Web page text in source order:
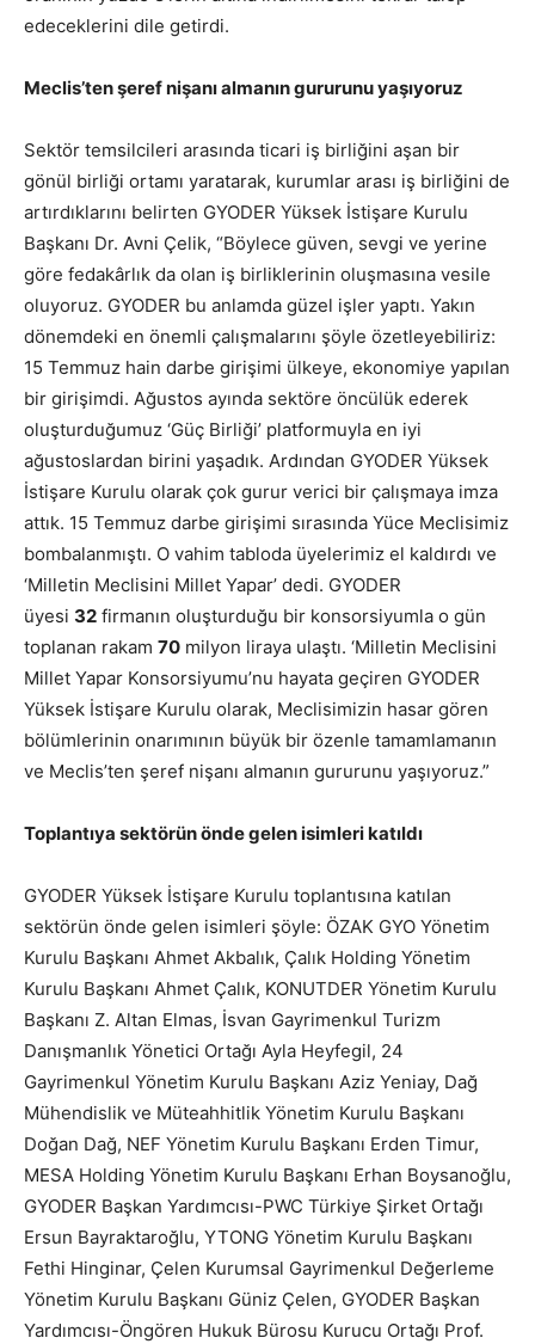
edeceklerini dile getirdi.
Meclis’ten şeref nişanı almanın gururunu yaşıyoruz
Sektör temsilcileri arasında ticari iş birliğini aşan bir
gönül birliği ortamı yaratarak, kurumlar arası iş birliğini de
artırdıklarını belirten GYODER Yüksek İstişare Kurulu
Başkanı Dr. Avni Çelik, “Böylece güven, sevgi ve yerine
göre fedakârlık da olan iş birliklerinin oluşmasına vesile
oluyoruz. GYODER bu anlamda güzel işler yaptı. Yakın
dönemdeki en önemli çalışmalarını şöyle özetleyebiliriz:
15 Temmuz hain darbe girişimi ülkeye, ekonomiye yapılan
bir girişimdi. Ağustos ayında sektöre öncülük ederek
oluşturduğumuz ‘Güç Birliği’ platformuyla en iyi
ağustoslardan birini yaşadık. Ardından GYODER Yüksek
İstişare Kurulu olarak çok gurur verici bir çalışmaya imza
attık. 15 Temmuz darbe girişimi sırasında Yüce Meclisimiz
bombalanmıştı. O vahim tabloda üyelerimiz el kaldırdı ve
‘Milletin Meclisini Millet Yapar’ dedi. GYODER
üyesi 32 firmanın oluşturduğu bir konsorsiyumla o gün
toplanan rakam 70 milyon liraya ulaştı. ‘Milletin Meclisini
Millet Yapar Konsorsiyumu’nu hayata geçiren GYODER
Yüksek İstişare Kurulu olarak, Meclisimizin hasar gören
bölümlerinin onarımının büyük bir özenle tamamlamanın
ve Meclis’ten şeref nişanı almanın gururunu yaşıyoruz.”
Toplantıya sektörün önde gelen isimleri katıldı
GYODER Yüksek İstişare Kurulu toplantısına katılan
sektörün önde gelen isimleri şöyle: ÖZAK GYO Yönetim
Kurulu Başkanı Ahmet Akbalık, Çalık Holding Yönetim
Kurulu Başkanı Ahmet Çalık, KONUTDER Yönetim Kurulu
Başkanı Z. Altan Elmas, İsvan Gayrimenkul Turizm
Danışmanlık Yönetici Ortağı Ayla Heyfegil, 24
Gayrimenkul Yönetim Kurulu Başkanı Aziz Yeniay, Dağ
Mühendislik ve Müteahhitlik Yönetim Kurulu Başkanı
Doğan Dağ, NEF Yönetim Kurulu Başkanı Erden Timur,
MESA Holding Yönetim Kurulu Başkanı Erhan Boysanoğlu,
GYODER Başkan Yardımcısı-PWC Türkiye Şirket Ortağı
Ersun Bayraktaroğlu, YTONG Yönetim Kurulu Başkanı
Fethi Hinginar, Çelen Kurumsal Gayrimenkul Değerleme
Yönetim Kurulu Başkanı Güniz Çelen, GYODER Başkan
Yardımcısı-Öngören Hukuk Bürosu Kurucu Ortağı Prof.